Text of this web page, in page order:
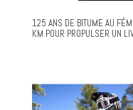
125 ANS DE BITUME AU
KM POUR PROPULSER UN